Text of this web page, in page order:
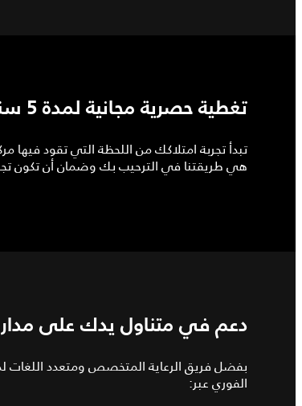
تغطية حصرية مجانية لمدة 5 سنوات/150,000 كم
هي طريقتنا في الترحيب بك وضمان أن تكون
دعم في متناول يدك على مدار
بفضل فريق الرعاية المتخصص ومتعدد اللغات
الفوري عبر: